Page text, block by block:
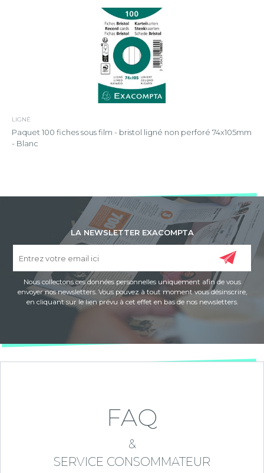
LIGNÉ
Paquet 100 fiches sous film - bristol ligné non perforé 74x105mm
- Blanc
LA NEWSLETTER EXACOMPTA
Nous collectons ces données personnelles uniquement afin de vous
envoyer nos newsletters. Vous pouvez à tout moment vous désinscrire,
en cliquant sur le lien prévu à cet effet en bas de nos newsletters.
FAQ
&
SERVICE CONSOMMATEUR